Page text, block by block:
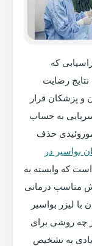
که
رضایت
و پزشکان قرار
به حساب
حذف
بواسیر در
است که وابسته به
مناسب درمانی
لیزر بواسیر
چه روشی برای
به تشخیص